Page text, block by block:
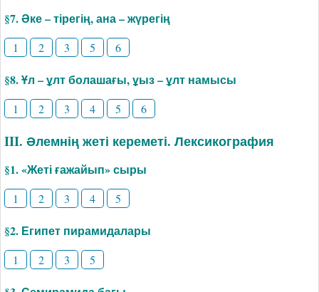
§7. Әке – тірегің, ана – жүрегің
1 2 3 5 6
§8. Ұл – ұлт болашағы, ұыз – ұлт намысы
1 2 3 4 5 6
III. Әлемнің жеті кереметі. Лексикография
§1. «­Жеті ғажайып» сыры
1 2 3 4 5
§2. Египет пирамидалары
1 2 3 5